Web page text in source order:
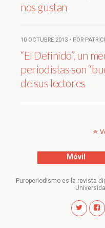
nos gustan
10 OCTUBRE 2013 • POR
“El Definido”, un
periodistas son
de sus lectores
Móvil
Puroperiodismo es la revista